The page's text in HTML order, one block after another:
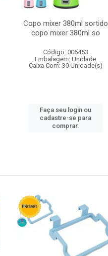
Copo mixer 380ml sortido
copo mixer 380ml so
Código: 006453
Embalagem: Unidade
Caixa Com: 30 Unidade(s)
Faça seu login ou
cadastre-se para
comprar.